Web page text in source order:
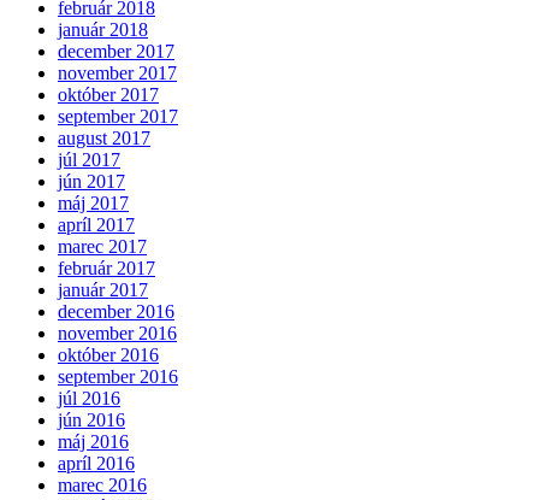
február 2018
január 2018
december 2017
november 2017
október 2017
september 2017
august 2017
júl 2017
jún 2017
máj 2017
apríl 2017
marec 2017
február 2017
január 2017
december 2016
november 2016
október 2016
september 2016
júl 2016
jún 2016
máj 2016
apríl 2016
marec 2016